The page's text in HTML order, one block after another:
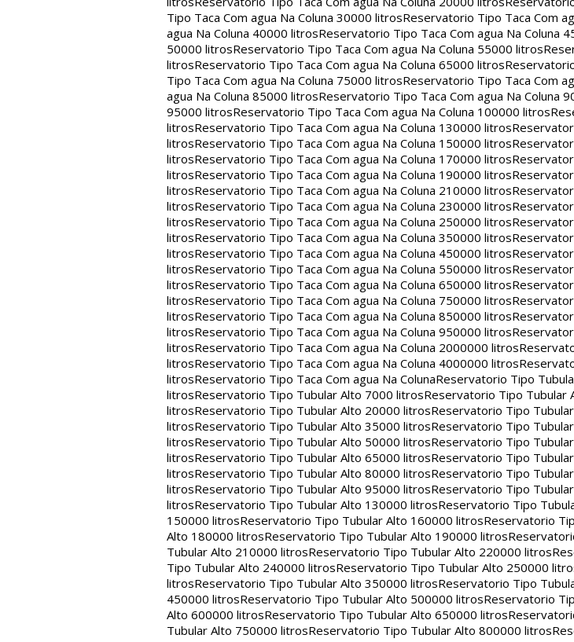
Tipo Taca Com agua Na Coluna 30000 litrosReservatorio Tipo Taca Com
agua Na Coluna 40000 litrosReservatorio Tipo Taca Com agua Na Coluna
50000 litrosReservatorio Tipo Taca Com agua Na Coluna 55000 litros
litrosReservatorio Tipo Taca Com agua Na Coluna 65000 litros
Tipo Taca Com agua Na Coluna 75000 litrosReservatorio Tipo Taca Com
agua Na Coluna 85000 litrosReservatorio Tipo Taca Com agua Na Coluna
95000 litrosReservatorio Tipo Taca Com agua Na Coluna 100000 litros
litrosReservatorio Tipo Taca Com agua Na Coluna 130000 litros
litrosReservatorio Tipo Taca Com agua Na Coluna 150000 litros
litrosReservatorio Tipo Taca Com agua Na Coluna 170000 litros
litrosReservatorio Tipo Taca Com agua Na Coluna 190000 litros
litrosReservatorio Tipo Taca Com agua Na Coluna 210000 litros
litrosReservatorio Tipo Taca Com agua Na Coluna 230000 litros
litrosReservatorio Tipo Taca Com agua Na Coluna 250000 litros
litrosReservatorio Tipo Taca Com agua Na Coluna 350000 litros
litrosReservatorio Tipo Taca Com agua Na Coluna 450000 litros
litrosReservatorio Tipo Taca Com agua Na Coluna 550000 litros
litrosReservatorio Tipo Taca Com agua Na Coluna 650000 litros
litrosReservatorio Tipo Taca Com agua Na Coluna 750000 litros
litrosReservatorio Tipo Taca Com agua Na Coluna 850000 litros
litrosReservatorio Tipo Taca Com agua Na Coluna 950000 litros
litrosReservatorio Tipo Taca Com agua Na Coluna 2000000 litros
litrosReservatorio Tipo Taca Com agua Na Coluna 4000000 litros
litrosReservatorio Tipo Taca Com agua Na ColunaReservatorio Tipo
litrosReservatorio Tipo Tubular Alto 7000 litrosReservatorio Tipo Tubular
litrosReservatorio Tipo Tubular Alto 20000 litrosReservatorio Tipo
litrosReservatorio Tipo Tubular Alto 35000 litrosReservatorio Tipo
litrosReservatorio Tipo Tubular Alto 50000 litrosReservatorio Tipo
litrosReservatorio Tipo Tubular Alto 65000 litrosReservatorio Tipo
litrosReservatorio Tipo Tubular Alto 80000 litrosReservatorio Tipo
litrosReservatorio Tipo Tubular Alto 95000 litrosReservatorio Tipo
litrosReservatorio Tipo Tubular Alto 130000 litrosReservatorio Tipo
150000 litrosReservatorio Tipo Tubular Alto 160000 litrosReservatorio
Alto 180000 litrosReservatorio Tipo Tubular Alto 190000 litros
Tubular Alto 210000 litrosReservatorio Tipo Tubular Alto 220000 litros
Tipo Tubular Alto 240000 litrosReservatorio Tipo Tubular Alto 250000
litrosReservatorio Tipo Tubular Alto 350000 litrosReservatorio Tipo
450000 litrosReservatorio Tipo Tubular Alto 500000 litrosReservatorio
Alto 600000 litrosReservatorio Tipo Tubular Alto 650000 litros
Tubular Alto 750000 litrosReservatorio Tipo Tubular Alto 800000 litros